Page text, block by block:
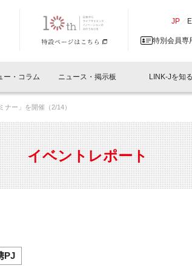
JP
特別会員専
閉じる
イベントレポート一覧
LINK-J主催・共催
LINK-J協賛・協力
"UNIKORN"？
ー・コラム
ンチャーインタビュー
ポーターコラム
ニュース・掲示板
人と情報の交流掲示板一覧
会員プレスリリース
募集
LINK-Jを知る
in Nihonbashi
ポーター紹介
ンフレット
別会員について
フィス・ラボ
ナー」を開催（2/14）
イベントレポート
PJ